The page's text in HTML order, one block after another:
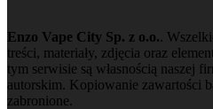
Enzo Vape City Sp. z o.o..
treści, materiały, zdjęcia oraz
tym serwisie są własnością naszej
autorskim. Kopiowanie zawartości
zabronione.